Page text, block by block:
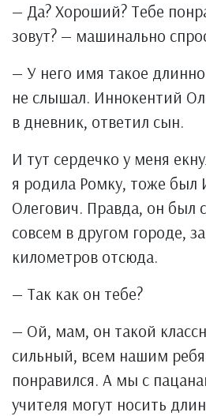
— Да? Хороший? Тебе
зовут? — машинально
— У него имя такое
не слышал. Иннокентий
в дневник, ответил сын.
И тут сердечко у меня
я родила Ромку, тоже был
Олегович. Правда, он был
совсем в другом городе,
километров отсюда.
— Так как он тебе?
— Ой, мам, он такой
сильный, всем нашим
понравился. А мы с
учителя могут носить